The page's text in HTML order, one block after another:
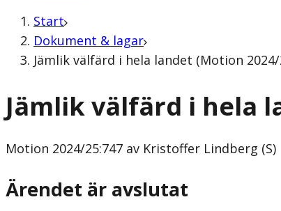
Start
Dokument & lagar
Jämlik välfärd i hela landet (Motion
Jämlik välfärd i hela
Motion 2024/25:747 av Kristoffer Lindberg (S)
Ärendet är avslutat